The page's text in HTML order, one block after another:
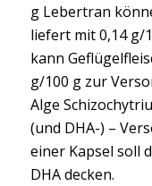
g Lebertran
liefert mit 0,14 g/
kann
g/100 g zur
Alge
(und DHA-) –
einer Kapsel soll
DHA decken.